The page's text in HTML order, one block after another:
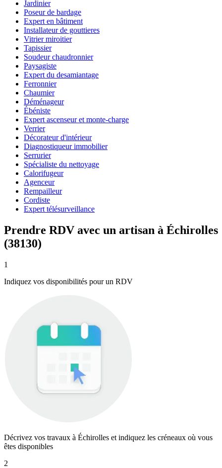
Jardinier
Poseur de bardage
Expert en bâtiment
Installateur de gouttieres
Vitrier miroitier
Tapissier
Soudeur chaudronnier
Paysagiste
Expert du desamiantage
Ferronnier
Chaumier
Déménageur
Ébéniste
Expert ascenseur et monte-charge
Verrier
Décorateur d'intérieur
Diagnostiqueur immobilier
Serrurier
Spécialiste du nettoyage
Calorifugeur
Agenceur
Rempailleur
Cordiste
Expert télésurveillance
Prendre RDV avec un artisan à Échirolles
(38130)
1
Indiquez vos disponibilités pour un RDV
Décrivez vos travaux à Échirolles et indiquez les créneaux où vous
êtes disponibles
2